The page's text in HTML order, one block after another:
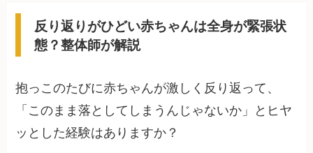
反り返りがひどい赤ちゃんは全身が緊張状
態？整体師が解説
抱っこのたびに赤ちゃんが激しく反り返って、
「このまま落としてしまうんじゃないか」とヒヤ
ッとした経験はありますか？